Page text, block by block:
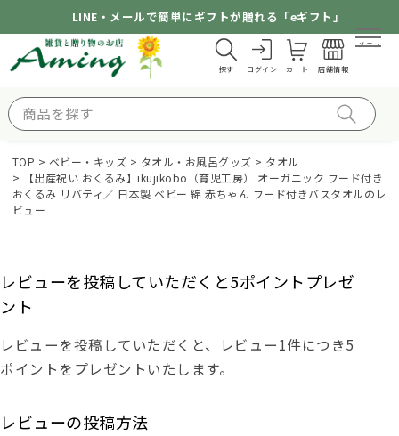
LINE・メールで簡単にギフトが贈れる「eギフト」
探す ログイン カート 店舗情報
メニュー
TOP ベビー・キッズ タオル・お風呂グッズ
タオル
【出産祝い おくるみ】ikujikobo（育児工房） オーガニック フード付き
おくるみ リバティ／ 日本製 ベビー 綿 赤ちゃん フード付きバスタオルのレ
ビュー
レビューを投稿していただくと5ポイントプレゼ
ント
レビューを投稿していただくと、レビュー1件につき5
ポイントをプレゼントいたします。
レビューの投稿方法